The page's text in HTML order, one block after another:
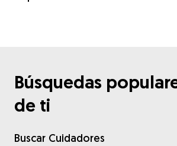
Búsquedas
de ti
Buscar Cuidadores